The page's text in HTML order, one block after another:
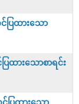
ပြထားသော
ထားသောစာရင်း